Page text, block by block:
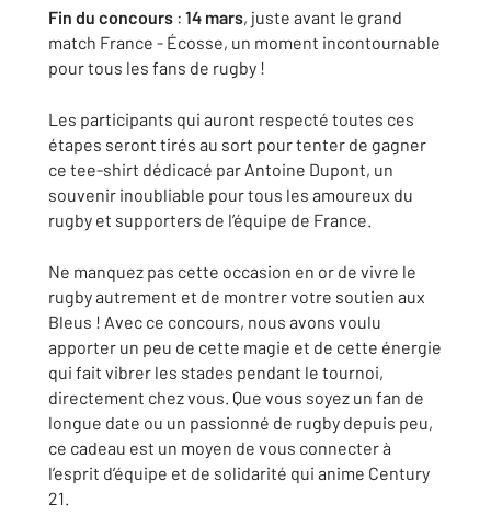
Fin du concours : 14 mars, juste avant le grand
match France - Écosse, un moment incontournable
pour tous les fans de rugby !
Les participants qui auront respecté toutes ces
étapes seront tirés au sort pour tenter de gagner
ce tee-shirt dédicacé par Antoine Dupont, un
souvenir inoubliable pour tous les amoureux du
rugby et supporters de l’équipe de France.
Ne manquez pas cette occasion en or de vivre le
rugby autrement et de montrer votre soutien aux
Bleus ! Avec ce concours, nous avons voulu
apporter un peu de cette magie et de cette énergie
qui fait vibrer les stades pendant le tournoi,
directement chez vous. Que vous soyez un fan de
longue date ou un passionné de rugby depuis peu,
ce cadeau est un moyen de vous connecter à
l’esprit d’équipe et de solidarité qui anime Century
21.